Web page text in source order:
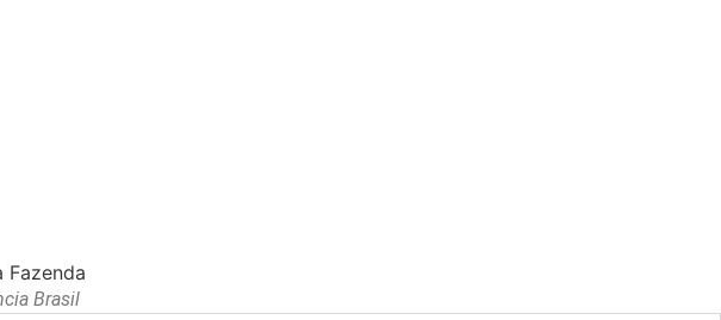
Brasil